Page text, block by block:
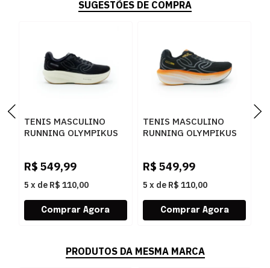
SUGESTÕES DE COMPRA
TENIS MASCULINO
RUNNING OLYMPIKUS
R$ 549,99
5 x de R$ 110,00
TENIS MASCULINO
RUNNING OLYMPIKUS
R$ 549,99
5 x de R$ 110,00
PRODUTOS DA MESMA MARCA